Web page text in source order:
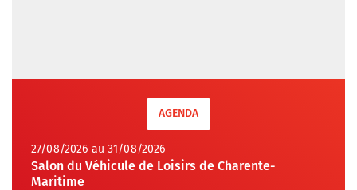
AGENDA
27/08/2026 au 31/08/2026
Salon du Véhicule de Loisirs de Charente-
Maritime